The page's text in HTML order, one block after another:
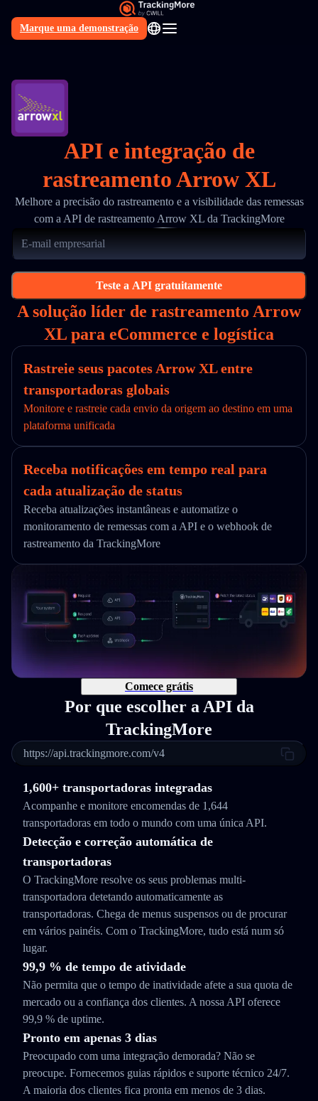
Marque uma demonstração
PT
API e integração de
rastreamento Arrow XL
Melhore a precisão do rastreamento e a visibilidade das remessas
com a API de rastreamento Arrow XL da TrackingMore
Teste a API gratuitamente
A solução líder de rastreamento Arrow
XL para eCommerce e logística
Rastreie seus pacotes Arrow XL entre
transportadoras globais
Monitore e rastreie cada envio da origem ao destino em uma
plataforma unificada
Receba notificações em tempo real para
cada atualização de status
Receba atualizações instantâneas e automatize o
monitoramento de remessas com a API e o webhook de
rastreamento da TrackingMore
Comece grátis
Por que escolher a API da
TrackingMore
https://api.trackingmore.com/v4
1,600+ transportadoras integradas
Acompanhe e monitore encomendas de 1,644
transportadoras em todo o mundo com uma única API.
Detecção e correção automática de
transportadoras
O TrackingMore resolve os seus problemas multi-
transportadora detetando automaticamente as
transportadoras. Chega de menus suspensos ou de procurar
em vários painéis. Com o TrackingMore, tudo está num só
lugar.
99,9 % de tempo de atividade
Não permita que o tempo de inatividade afete a sua quota de
mercado ou a confiança dos clientes. A nossa API oferece
99,9 % de uptime.
Pronto em apenas 3 dias
Preocupado com uma integração demorada? Não se
preocupe. Fornecemos guias rápidos e suporte técnico 24/7.
A maioria dos clientes fica pronta em menos de 3 dias.